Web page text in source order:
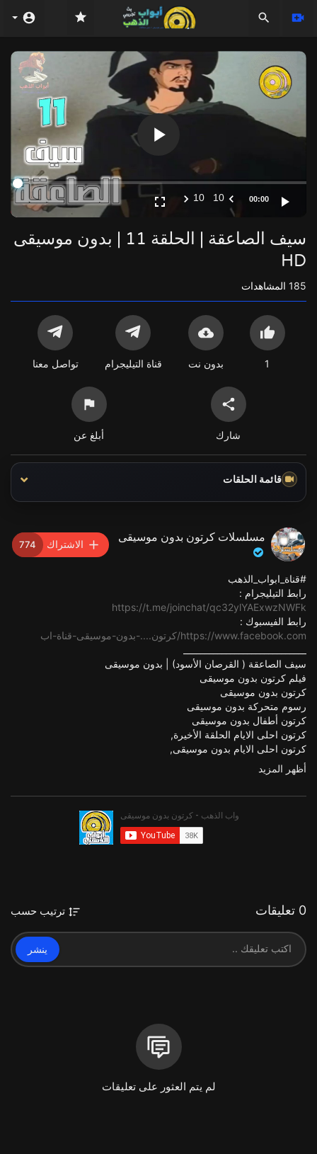
Video
Player
00:00
10
10
سيف الصاعقة | الحلقة 11 | بدون موسيقى
HD
185 المشاهدات
1 بدون نت قناة التيليجرام تواصل معنا
شارك أبلغ عن
قائمة الحلقات
مسلسلات كرتون بدون موسيقى
الاشتراك 774
#قناة_ابواب_الذهب
رابط التيليجرام :
https://t.me/joinchat/qc32ylYAExwzNWFk
رابط الفيسبوك :
https://www.facebook.com/كرتون....-بدون-موسيقى-قناة-اب
سيف الصاعقة ( القرصان الأسود) | بدون موسيقى
فيلم كرتون بدون موسيقى
كرتون بدون موسيقى
رسوم متحركة بدون موسيقى
كرتون أطفال بدون موسيقى
كرتون احلى الايام الحلقة الأخيرة,
كرتون احلى الايام بدون موسيقى,
كرتون بدون موسيقى,
أظهر المزيد
0 تعليقات ترتيب حسب
ينشر
لم يتم العثور على تعليقات